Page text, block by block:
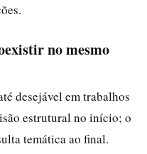
no mesmo
desejável em trabalhos
estrutural no início; o
temática ao final.